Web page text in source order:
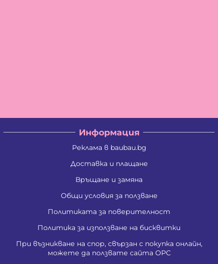
Информация
Реклама в baubau.bg
Доставка и плащане
Връщане и замяна
Общи условия за ползване
Политиката за поверителност
Политика за използване на бисквитки
При възникване на спор, свързан с покупка онлайн,
можете да ползвате сайта ОРС